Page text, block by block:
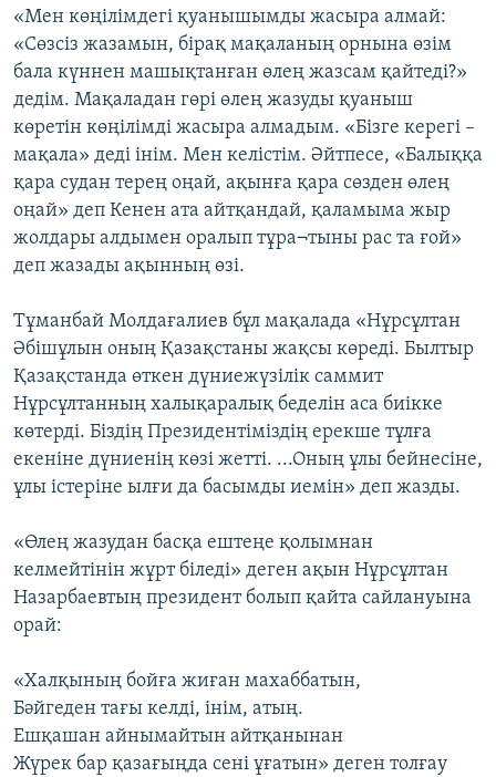
«Мен көңілімдегі қуанышымды жасыра алмай:
«Сөзсіз жазамын, бірақ мақаланың орнына өзім
бала күннен машықтанған өлең жазсам қайтеді?»
дедім. Мақаладан гөрі өлең жазуды қуаныш
көретін көңілімді жасыра алмадым. «Бізге керегі –
мақала» деді інім. Мен келістім. Әйтпесе, «Балыққа
қара судан терең оңай, ақынға қара сөзден өлең
оңай» деп Кенен ата айтқандай, қаламыма жыр
жолдары алдымен оралып тұра¬тыны рас та ғой»
деп жазады ақынның өзі.
Тұманбай Молдағалиев бұл мақалада «Нұрсұлтан
Әбішұлын оның Қазақстаны жақсы көреді. Былтыр
Қазақстанда өткен дүниежүзілік саммит
Нұрсұлтанның халықаралық беделін аса биікке
көтерді. Біздің Президентіміздің ерекше тұлға
екеніне дүниенің көзі жетті. ...Оның ұлы бейнесіне,
ұлы істеріне ылғи да басымды иемін» деп жазды.
«Өлең жазудан басқа ештеңе қолымнан
келмейтінін жұрт біледі» деген ақын Нұрсұлтан
Назарбаевтың президент болып қайта сайлануына
орай:
«Халқының бойға жиған махаббатын,
Бәйгеден тағы келді, інім, атың.
Ешқашан айнымайтын айтқанынан
Жүрек бар қазағыңда сені ұғатын» деген толғау